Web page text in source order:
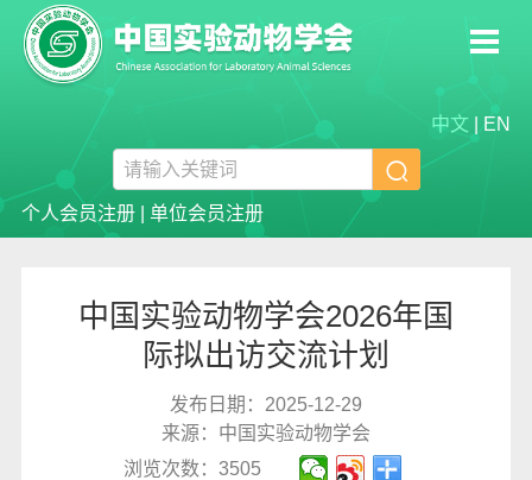
中文 EN

个人会员注册| 单位会员注册
中国实验动物学会2026年国
际拟出访交流计划
发布日期：2025-12-29
来源：中国实验动物学会
浏览次数：3505